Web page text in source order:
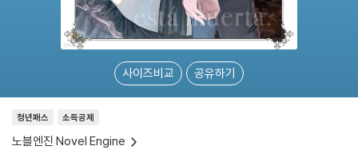
사이즈비교 공유하기
소득공제
청년패스
노블엔진 Novel Engine